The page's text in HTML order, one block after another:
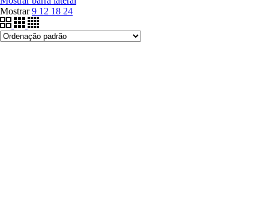
Mostrar9 12 18 24